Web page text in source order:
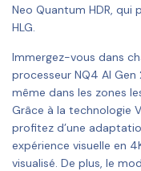
Neo Quantum HDR, qui
HLG.
Immergez-vous dans
processeur NQ4 AI
même dans les zones
Grâce à la technologie
profitez d’une
expérience visuelle en
visualisé. De plus, le